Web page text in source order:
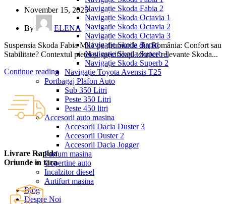
Navigație Skoda Fabia 2
Navigație Skoda Octavia 1
Navigație Skoda Octavia 2
Navigație Skoda Octavia 3
Navigație Skoda Rapid
Navigație Skoda Superb 1
Navigație Skoda Superb 2
Navigație Toyota Avensis T25
Portbagaj Plafon Auto
Sub 350 Litri
Peste 350 Litri
Peste 450 litri
Accesorii auto masina
Accesorii Dacia Duster 3
Accesorii Duster 2
Accesorii Dacia Jogger
Parfum masina
Copertine auto
Incalzitor diesel
Antifurt masina
Blog
Despre Noi
November 15, 2025
By
ELENA
Suspensia Skoda Fabia Mk1 pe drumurile din România: Confort sau
Stabilitate? Contextul pieței și specificații tehnice relevante Skoda...
Continue reading
Livrare Rapida
Oriunde in tara